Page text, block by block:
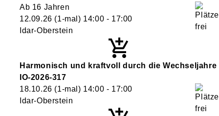
Ab 16 Jahren
12.09.26 (1-mal) 14:00 - 17:00
Idar-Oberstein
Harmonisch und kraftvoll durch die Wechseljahre
IO-2026-317
18.10.26 (1-mal) 14:00 - 17:00
Idar-Oberstein